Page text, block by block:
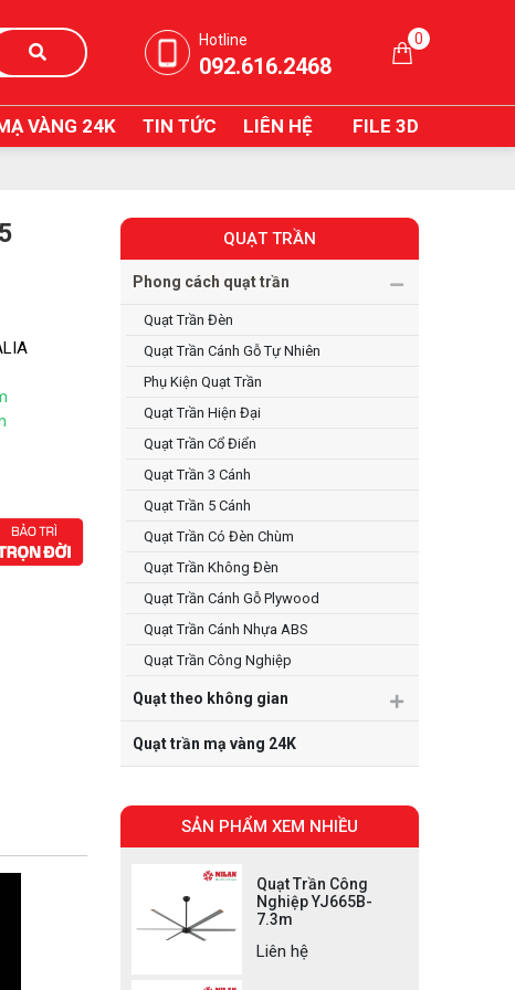
Hotline
092.616.2468
0
VÀNG 24K TIN TỨC LIÊN HỆ FILE 3D
QUẠT TRẦN
Phong cách quạt trần
Quạt Trần Đèn
Quạt Trần Cánh Gỗ Tự Nhiên
Phụ Kiện Quạt Trần
Quạt Trần Hiện Đại
Quạt Trần Cổ Điển
Quạt Trần 3 Cánh
Quạt Trần 5 Cánh
Quạt Trần Có Đèn Chùm
Quạt Trần Không Đèn
Quạt Trần Cánh Gỗ Plywood
Quạt Trần Cánh Nhựa ABS
Quạt Trần Công Nghiệp
Quạt theo không gian
Quạt trần mạ vàng 24K
SẢN PHẨM XEM NHIỀU
Quạt Trần Công
Nghiệp YJ665B-
7.3m
Liên hệ